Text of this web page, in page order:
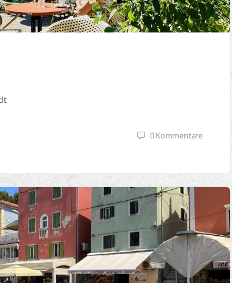
0Kommentare